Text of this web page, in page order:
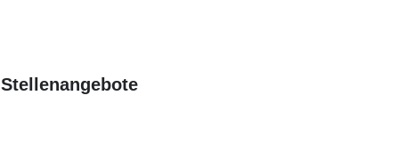
Stellenangebote